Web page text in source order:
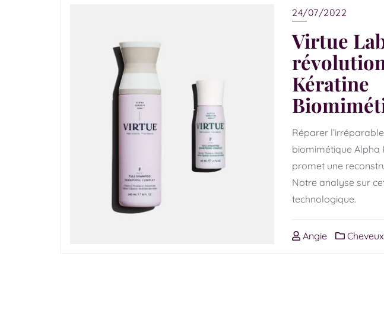
24/07/2022
Virtue
Kératine
Réparer
biomimétique Alpha
promet une
Notre analyse sur
technologique.
Angie Cheveux